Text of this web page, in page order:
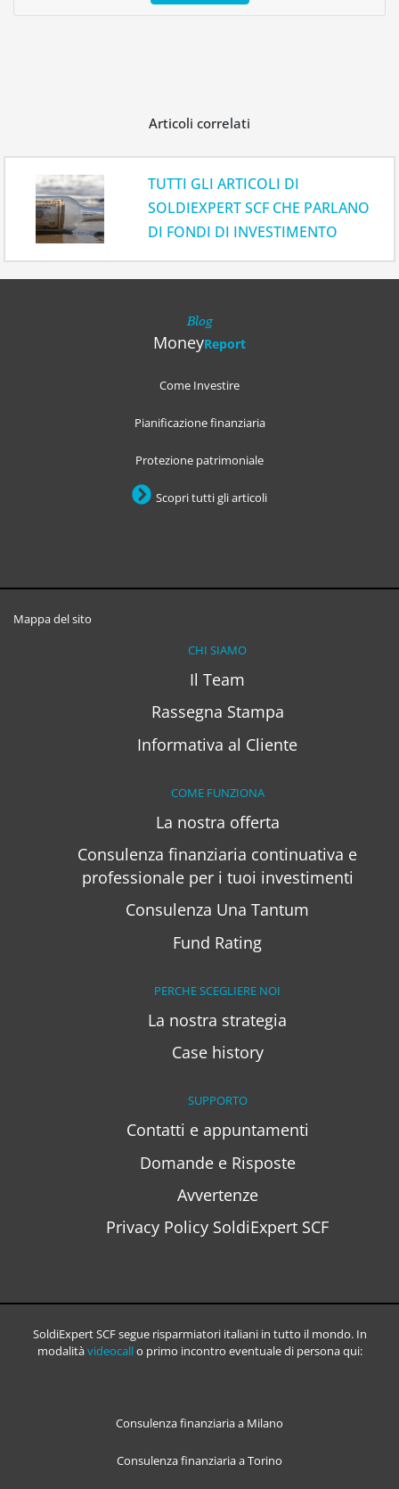
Articoli correlati
TUTTI GLI ARTICOLI DI
SOLDIEXPERT SCF CHE PARLANO
DI FONDI DI INVESTIMENTO
Blog
MoneyReport
Come Investire
Pianificazione finanziaria
Protezione patrimoniale
Scopri tutti gli articoli
Mappa del sito
CHI SIAMO
Il Team
Rassegna Stampa
Informativa al Cliente
COME FUNZIONA
La nostra offerta
Consulenza finanziaria continuativa e
professionale per i tuoi investimenti
Consulenza Una Tantum
Fund Rating
PERCHE SCEGLIERE NOI
La nostra strategia
Case history
SUPPORTO
Contatti e appuntamenti
Domande e Risposte
Avvertenze
Privacy Policy SoldiExpert SCF
SoldiExpert SCF segue risparmiatori italiani in tutto il mondo. In
modalitàvideocallo primo incontro eventuale di persona qui:
Consulenza finanziaria a Milano
Consulenza finanziaria a Torino